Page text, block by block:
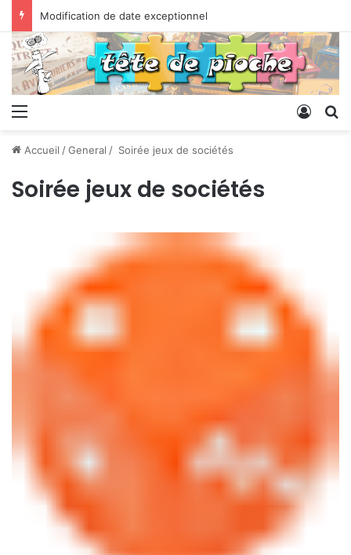
Modification de date exceptionnel
Menu
Accueil /General / Soirée jeux de sociétés
Soirée jeux de sociétés